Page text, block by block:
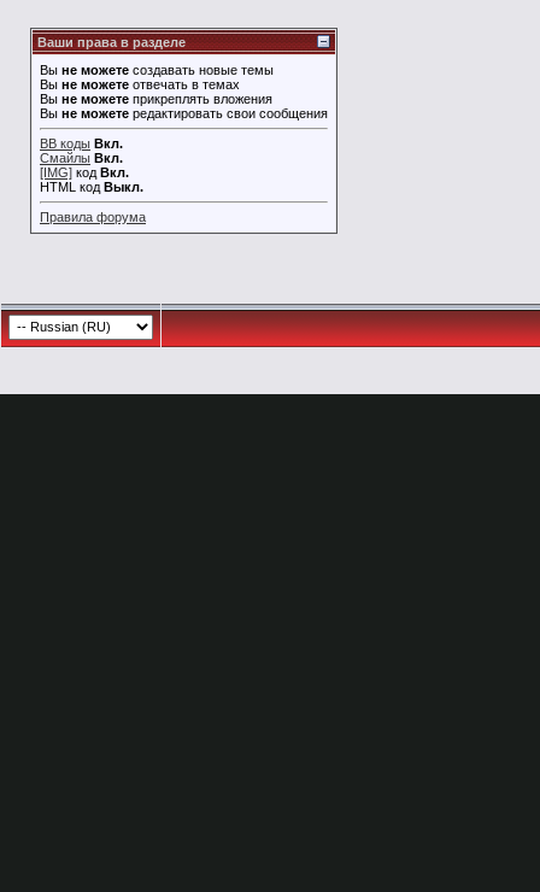
Ваши права в разделе
Вы не можете создавать новые темы
Вы не можете отвечать в темах
Вы не можете прикреплять вложения
Вы не можете редактировать свои сообщения
BB коды Вкл.
Смайлы Вкл.
[IMG] код Вкл.
HTML код Выкл.
Правила форума